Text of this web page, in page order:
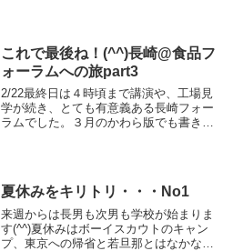
分ですなぁ、、。iPhone...
これで最後ね！(^^)長崎@食品フ
ォーラムへの旅part3
2/22最終日は４時頃まで講演や、工場見
学が続き、とても有意義ある長崎フォー
ラムでした。３月のかわら版でも書きま
いう酒屋さんはすでに...
夏休みをキリトリ・・・No1
来週からは長男も次男も学校が始まりま
す(^^)夏休みはボーイスカウトのキャン
プ、東京への帰省と若旦那とはなかなか